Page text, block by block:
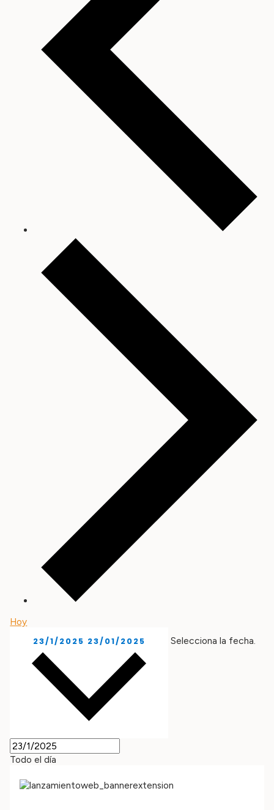
Hoy
23/1/2025 23/01/2025 Selecciona la fecha.
Todo el día